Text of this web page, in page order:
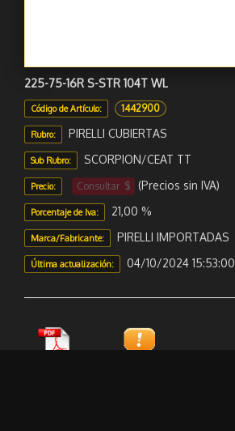
225-75-16R S-STR 104T WL
Código de Artículo: 1442900
Rubro: PIRELLI CUBIERTAS
Sub Rubro: SCORPION/CEAT TT
Precio: Consultar $ (Precios sin IVA)
Porcentaje de Iva: 21,00 %
Marca/Fabricante: PIRELLI IMPORTADAS
Última actualización: 04/10/2024 15:53:00